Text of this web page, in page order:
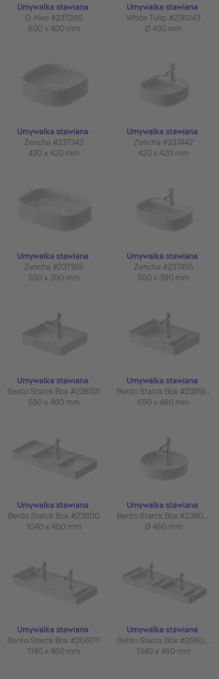
Umywalka stawiana
D-Neo #237260
600 x 400 mm
Umywalka stawiana
White Tulip #236243
Ø 430 mm
Umywalka stawiana
Zencha #237342
420 x 420 mm
Umywalka stawiana
Zencha #237442
420 x 420 mm
Umywalka stawiana
Zencha #237355
550 x 390 mm
Umywalka stawiana
Zencha #237455
550 x 390 mm
Umywalka stawiana
Bento Starck Box #238155
550 x 460 mm
Umywalka stawiana
Bento Starck Box #238165
650 x 460 mm
Umywalka stawiana
Bento Starck Box #238110
1040 x 460 mm
Umywalka stawiana
Bento Starck Box #238046
Ø 460 mm
Umywalka stawiana
Bento Starck Box #266011
1140 x 460 mm
Umywalka stawiana
Bento Starck Box #266013
1340 x 460 mm